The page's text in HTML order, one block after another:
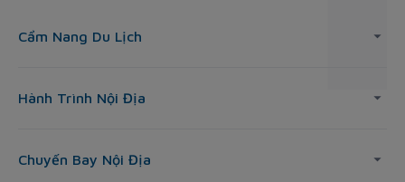
Cẩm Nang Du Lịch
Hành Trình Nội Địa
Chuyến Bay Nội Địa